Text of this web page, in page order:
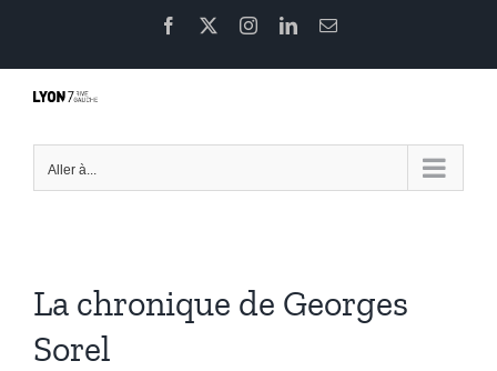
contenu
Facebook InstagramLinkedInEmail
Aller à...
La chronique de Georges
Sorel